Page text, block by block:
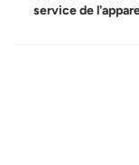
service de